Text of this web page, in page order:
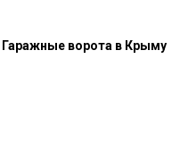
Гаражные ворота в Крыму